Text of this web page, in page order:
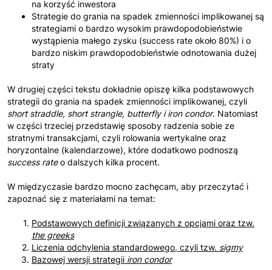
na korzyść inwestora
Strategie do grania na spadek zmienności implikowanej są
strategiami o bardzo wysokim prawdopodobieństwie
wystąpienia małego zysku (success rate około 80%) i o
bardzo niskim prawdopodobieństwie odnotowania dużej
straty
W drugiej części tekstu dokładnie opiszę kilka podstawowych
strategii do grania na spadek zmienności implikowanej, czyli
short straddle, short strangle, butterfly i iron condor. Natomiast
w części trzeciej przedstawię sposoby radzenia sobie ze
stratnymi transakcjami, czyli rolowania wertykalne oraz
horyzontalne (kalendarzowe), które dodatkowo podnoszą
success rateo dalszych kilka procent.
W międzyczasie bardzo mocno zachęcam, aby przeczytać i
zapoznać się z materiałami na temat:
Podstawowych definicji związanych z opcjami oraz tzw.
the greeks
Liczenia odchylenia standardowego, czyli tzw. sigmy
Bazowej wersji strategii iron condor